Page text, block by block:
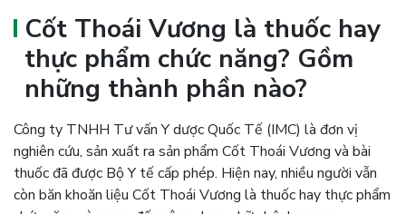
Cốt Thoái Vương là thuốc hay
thực phẩm chức năng? Gồm
những thành phần nào?
Công ty TNHH Tư vấn Y dược Quốc Tế (IMC) là đơn vị
nghiên cứu, sản xuất ra sản phẩm Cốt Thoái Vương và bài
thuốc đã được Bộ Y tế cấp phép. Hiện nay, nhiều người vẫn
còn băn khoăn liệu Cốt Thoái Vương là thuốc hay thực phẩm